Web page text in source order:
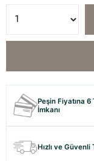
Peşin Fiyatına 6
İmkanı
Hızlı ve Güvenli